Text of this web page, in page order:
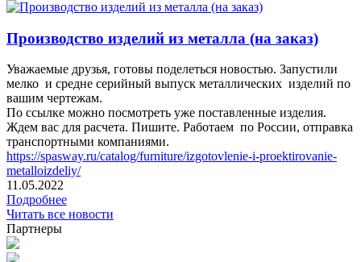
Производство изделий из металла (на заказ)
Уважаемые друзья, готовы поделеться новостью. Запустили
мелко и средне серийный выпуск металлических изделий по
вашим чертежам.
По ссылке можно посмотреть уже поставленные изделия.
Ждем вас для расчета. Пишите. Работаем по России, отправка
транспортными компаниями.
https://spasway.ru/catalog/furniture/izgotovlenie-i-proektirovanie-
metalloizdeliy/
11.05.2022
Подробнее
Читать все новости
Партнеры